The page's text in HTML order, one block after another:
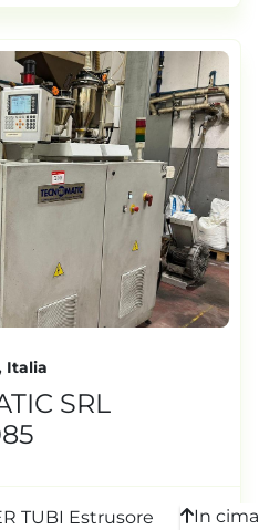
Italia
SRL
TUBI Estrusore
In cima